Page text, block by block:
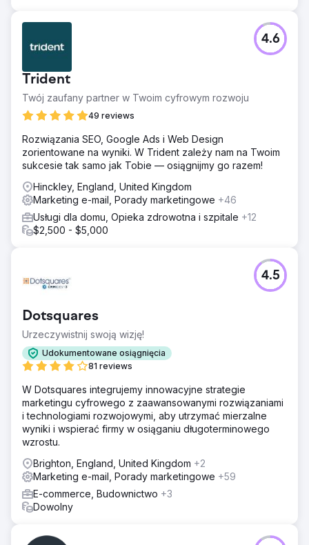
Trident
Twój zaufany partner w Twoim cyfrowym rozwoju
49 reviews
4.6
Rozwiązania SEO, Google Ads i Web Design
zorientowane na wyniki. W Trident zależy nam na Twoim
sukcesie tak samo jak Tobie — osiągnijmy go razem!
Hinckley, England, United Kingdom
Marketing e-mail, Porady marketingowe +46
Usługi dla domu, Opieka zdrowotna i szpitale +12
$2,500 - $5,000
Dotsquares
Urzeczywistnij swoją wizję!
Udokumentowane osiągnięcia
81 reviews
4.5
W Dotsquares integrujemy innowacyjne strategie
marketingu cyfrowego z zaawansowanymi rozwiązaniami
i technologiami rozwojowymi, aby utrzymać mierzalne
wyniki i wspierać firmy w osiąganiu długoterminowego
wzrostu.
Brighton, England, United Kingdom +2
Marketing e-mail, Porady marketingowe +59
E-commerce, Budownictwo +3
Dowolny